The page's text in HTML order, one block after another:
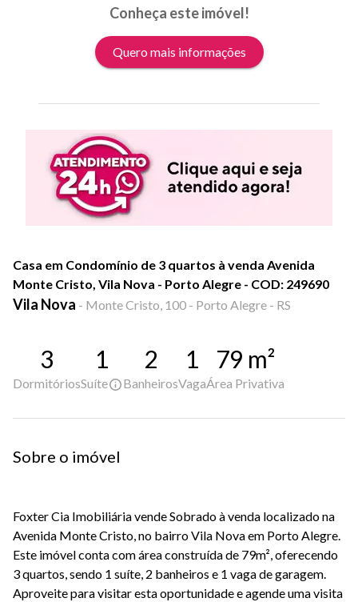
Conheça este imóvel!
Quero mais informações
Casa em Condomínio de 3 quartos à venda Avenida
Monte Cristo, Vila Nova - Porto Alegre - COD: 249690
Vila Nova - Monte Cristo, 100 - Porto Alegre - RS
3
Dormitórios
1
Suíte
2
Banheiros
1
Vaga
79 m²
Área Privativa
Sobre o imóvel
Foxter Cia Imobiliária vende Sobrado à venda localizado na
Avenida Monte Cristo, no bairro Vila Nova em Porto Alegre.
Este imóvel conta com área construída de 79m², oferecendo
3 quartos, sendo 1 suíte, 2 banheiros e 1 vaga de garagem.
Aproveite para visitar esta oportunidade e agende uma visita